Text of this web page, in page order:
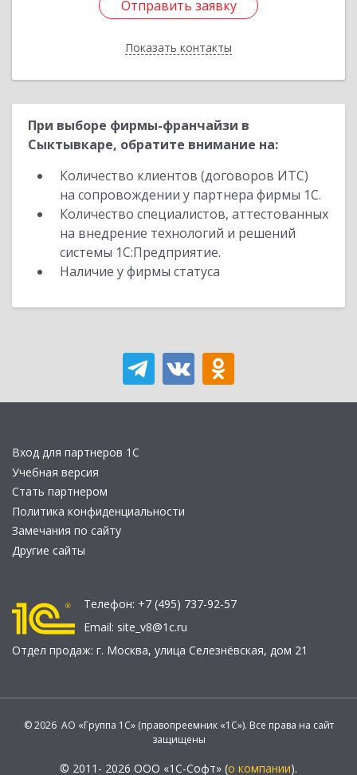
Отправить заявку
Показать контакты
Отправить заявку
Назад
При выборе фирмы-франчайзи в
Сыктывкаре, обратите внимание на:
Количество клиентов (договоров ИТС)
на сопровождении у партнера фирмы 1С.
Количество специалистов, аттестованных
на внедрение технологий и решений
системы 1С:Предприятие.
Наличие у фирмы статуса
Вход для партнеров 1С
Учебная версия
Стать партнером
Политика конфиденциальности
Замечания по сайту
Другие сайты
Телефон: +7 (495) 737-92-57
Email: site_v8@1c.ru
Отдел продаж: г. Москва, улица Селезнёвская, дом 21
© 2026 АО «Группа 1С» (правопреемник «1С»). Все права на сайт
защищены
© 2011- 2026 ООО «1С-Софт» (о компании).